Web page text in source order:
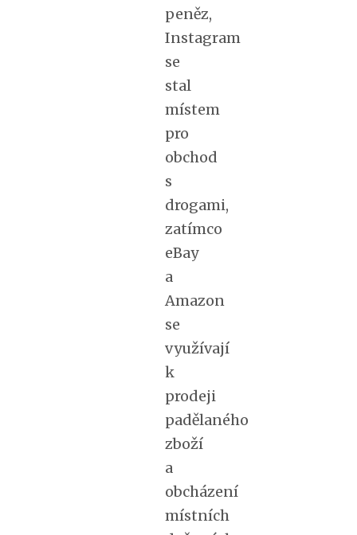
peněz,
Instagram
se
stal
místem
pro
obchod
s
drogami,
zatímco
eBay
a
Amazon
se
využívají
k
prodeji
padělaného
zboží
a
obcházení
místních